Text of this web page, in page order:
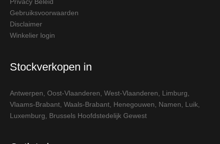
Gebruiksvoorwaarden
Disclaimer
Winkelier login
Stockverkopen in
Antwerpen Oost-Vlaanderen West-Vlaanderen Limburg
Vlaams-Brabant Waals-Brabant Henegouwen Namen Luik
Luxemburg
Brussels Hoofdstedelijk Gewest